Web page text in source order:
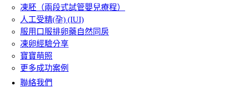
凍胚（兩段式試管嬰兒療程）
人工受精(孕) (IUI)
服用口服排卵藥自然同房
凍卵經驗分享
寶寶萌照
更多成功案例
聯絡我們